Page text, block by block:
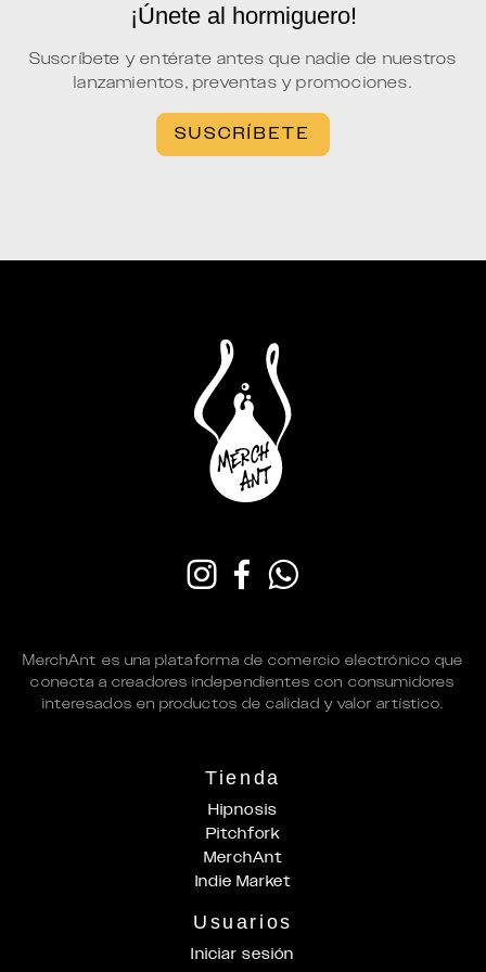
¡Únete al hormiguero!
Suscríbete y entérate antes que nadie de nuestros
lanzamientos, preventas y promociones.
SUSCRÍBETE
MerchAnt es una plataforma de comercio electrónico que
conecta a creadores independientes con consumidores
interesados en productos de calidad y valor artístico.
Tienda
Hipnosis
Pitchfork
MerchAnt
Indie Market
Usuarios
Iniciar sesión